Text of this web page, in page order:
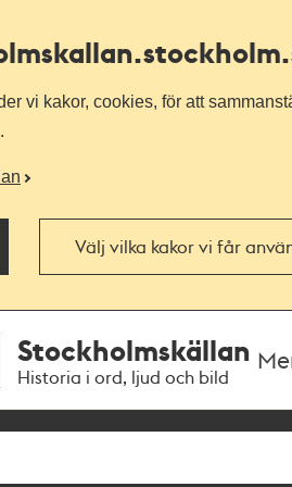
vi kakor, cookies, för att
Välj vilka kakor vi får
Stockholmskällan
Historia i ord, ljud och bild